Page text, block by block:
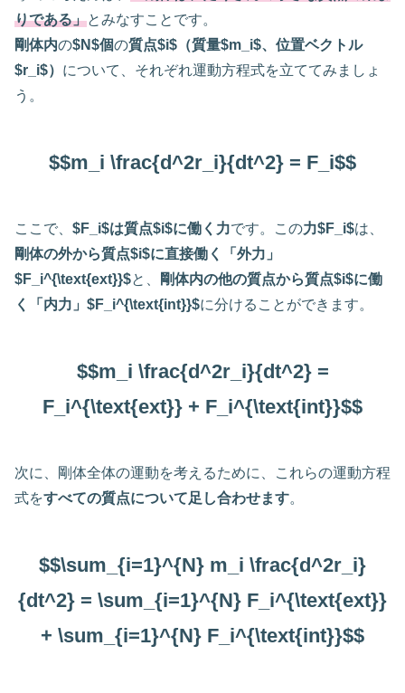
りである」とみなすことです。
剛体内の$N$個の質点$i$（質量$m_i$、位置ベクトル
$r_i$） について、それぞれ運動方程式を立ててみましょ
う。
$$m_i \frac{d^2r_i}{dt^2} = F_i$$
ここで、 $F_i$は質点$i$に働く力です。この力$F_i$は、
剛体の外から質点$i$に直接働く「外力」
$F_i^{\text{ext}}$と、
剛体内の他の質点から質点$i$に働
く「内力」$F_i^{\text{int}}$に分けることができます。
$$m_i \frac{d^2r_i}{dt^2} =
F_i^{\text{ext}} + F_i^{\text{int}}$$
次に、剛体全体の運動を考えるために、これらの運動方程
式をすべての質点について足し合わせます。
$$\sum_{i=1}^{N} m_i \frac{d^2r_i}
{dt^2} = \sum_{i=1}^{N} F_i^{\text{ext}}
+ \sum_{i=1}^{N} F_i^{\text{int}}$$